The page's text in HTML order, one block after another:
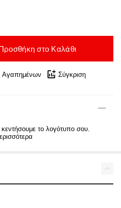
στο Καλάθι
Αγαπημένων Σύγκριση
το λογότυπο σου.